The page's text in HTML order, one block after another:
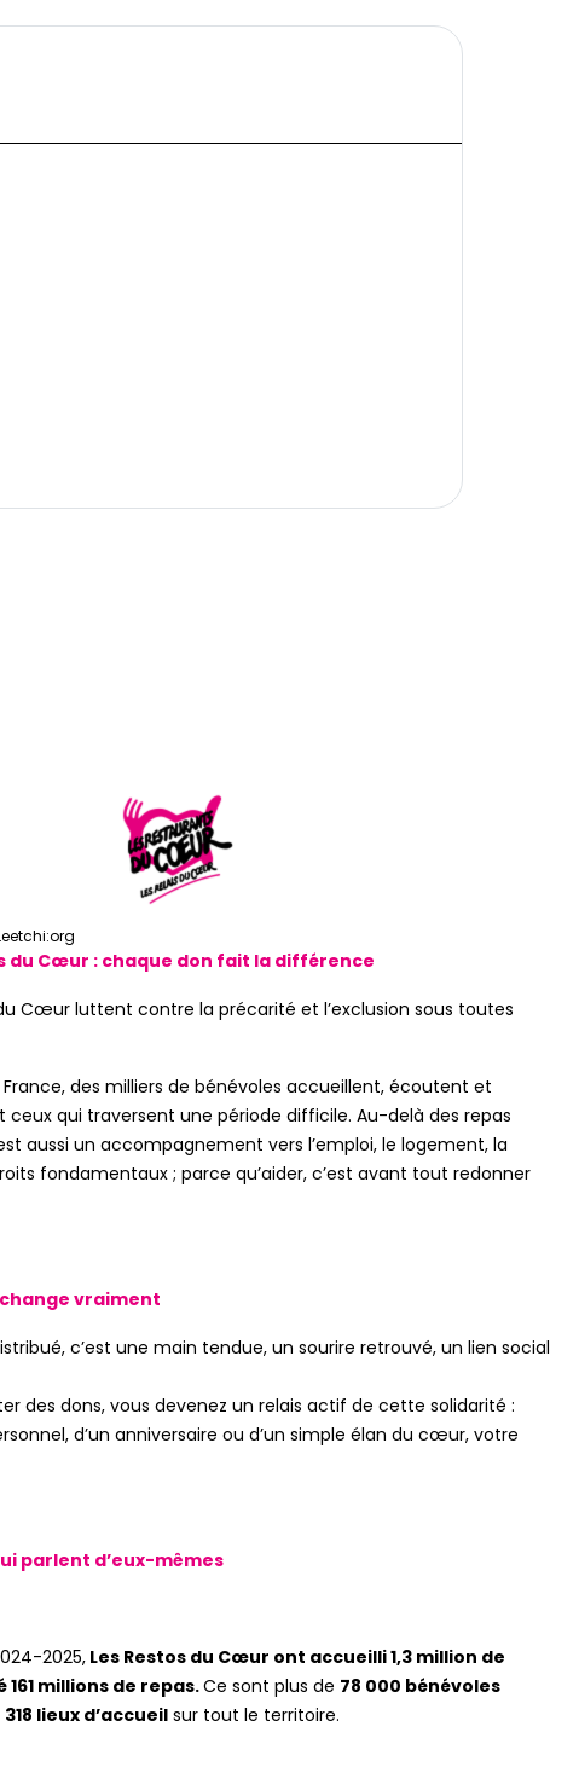
du Cœur : chaque don fait la différence
du Cœur luttent contre la précarité et l’exclusion sous toutes
des milliers de bénévoles accueillent, écoutent et
qui traversent une période difficile. Au-delà des repas
aussi un accompagnement vers l’emploi, le logement, la
fondamentaux ; parce qu’aider, c’est avant tout redonner
vraiment
c’est une main tendue, un sourire retrouvé, un lien social
des dons, vous devenez un relais actif de cette solidarité :
d’un anniversaire ou d’un simple élan du cœur, votre
parlent d’eux-mêmes
2025, Les Restos du Cœur ont accueilli 1,3 million de
millions de repas.Ce sont plus de 78 000 bénévoles
318 lieux d’accueil sur tout le territoire.